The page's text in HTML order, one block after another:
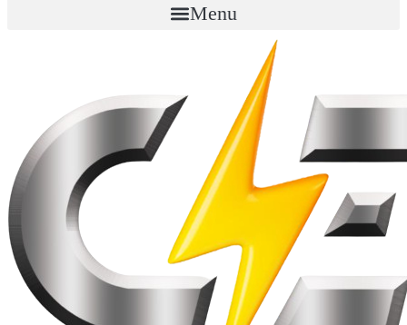
Menu